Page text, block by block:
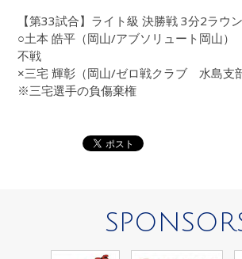
【第33試合】ライト級 決勝戦 3分2ラウ
○土本 皓平（岡山/アブソリュート岡山）
不戦
×三宅 輝彰（岡山/ゼロ戦クラブ 水島支
※三宅選手の負傷棄権